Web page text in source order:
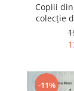
Copiii
colecție
-11%